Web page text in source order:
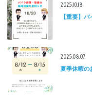
2025.10.18
【重要】
2025.08.07
夏季休暇の